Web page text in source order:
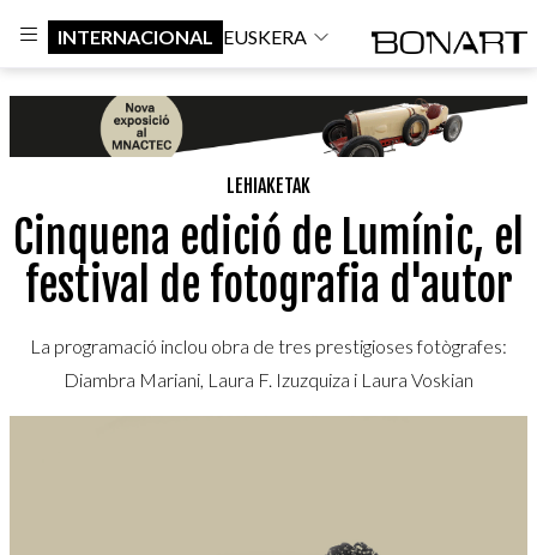
INTERNACIONAL EUSKERA
LEHIAKETAK
Cinquena edició de Lumínic, el
festival de fotografia d'autor
La programació inclou obra de tres prestigioses fotògrafes:
Diambra Mariani, Laura F. Izuzquiza i Laura Voskian